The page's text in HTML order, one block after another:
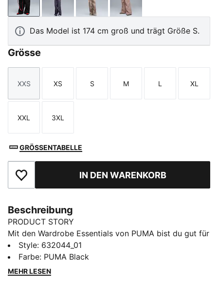
PUMA BlackInky DepthsMouse GraySandstone
Das Model ist 174 cm groß und trägt Größe S.
Grösse
Größe
XXS
Größe
XS
Größe
S
Größe
M
Größe
L
Größe
XL
Größe
XXL
Größe
3XL
GRÖSSENTABELLE
Zu Favoriten hinzufügenIN DEN WARENKORB
Beschreibung
PRODUCT STORY
Mit den Wardrobe Essentials von PUMA bist du gut für
den Tag ausgestattet. Deine Favoriten, wenn es
morgens schnell gehen muss. Diese vielseitigen Pieces
verbinden Retro-Vibes mit modernem Design für ein
Style: 632044_01
Farbe: PUMA Black
MEHR LESEN